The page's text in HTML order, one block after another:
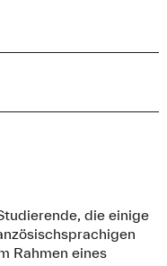
die einige
Rahmen eines